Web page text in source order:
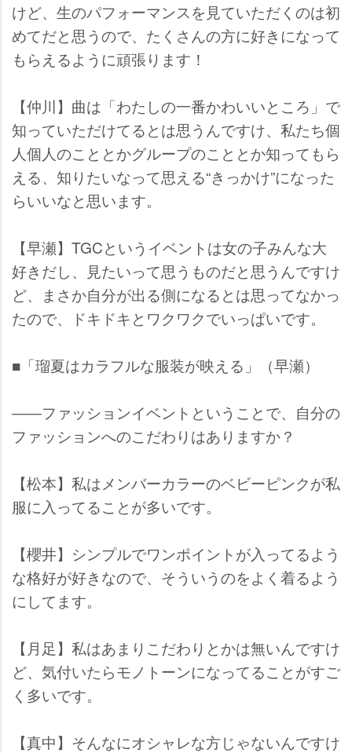
けど、生のパフォーマンスを見ていただくのは初
めてだと思うので、たくさんの方に好きになって
もらえるように頑張ります！
【仲川】曲は「わたしの一番かわいいところ」で
知っていただけてるとは思うんですけ、私たち個
人個人のこととかグループのこととか知ってもら
える、知りたいなって思える“きっかけ”になった
らいいなと思います。
【早瀬】TGCというイベントは女の子みんな大
好きだし、見たいって思うものだと思うんですけ
ど、まさか自分が出る側になるとは思ってなかっ
たので、ドキドキとワクワクでいっぱいです。
■「瑠夏はカラフルな服装が映える」（早瀬）
――ファッションイベントということで、自分の
ファッションへのこだわりはありますか？
【松本】私はメンバーカラーのベビーピンクが私
服に入ってることが多いです。
【櫻井】シンプルでワンポイントが入ってるよう
な格好が好きなので、そういうのをよく着るよう
にしてます。
【月足】私はあまりこだわりとかは無いんですけ
ど、気付いたらモノトーンになってることがすご
く多いです。
【真中】そんなにオシャレな方じゃないんですけ